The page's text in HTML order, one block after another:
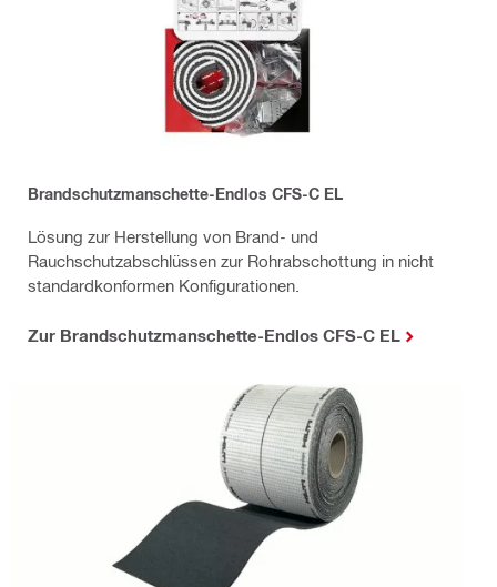
Brandschutzmanschette-Endlos CFS-C EL
Lösung zur Herstellung von Brand- und
Rauchschutzabschlüssen zur Rohrabschottung in nicht
standardkonformen Konfigurationen.
Zur Brandschutzmanschette-Endlos CFS-C EL